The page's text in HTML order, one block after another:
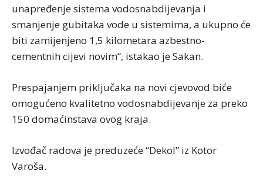
unapređenje sistema vodosnabdijevanja i
smanjenje gubitaka vode u sistemima, a ukupno će
biti zamijenjeno 1,5 kilometara azbestno-
cementnih cijevi novim“, istakao je Sakan.
Prespajanjem priključaka na novi cjevovod biće
omogućeno kvalitetno vodosnabdijevanje za preko
150 domaćinstava ovog kraja.
Izvođač radova je preduzeće “Dekol” iz Kotor
Varoša.